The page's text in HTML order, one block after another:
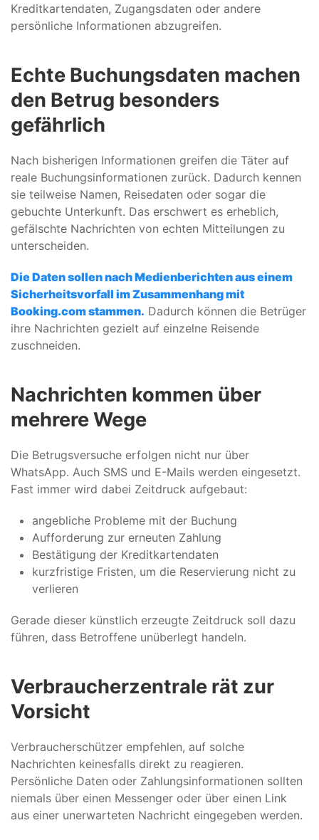
Kreditkartendaten, Zugangsdaten oder andere
persönliche Informationen abzugreifen.
Echte Buchungsdaten machen
den Betrug besonders
gefährlich
Nach bisherigen Informationen greifen die Täter auf
reale Buchungsinformationen zurück. Dadurch kennen
sie teilweise Namen, Reisedaten oder sogar die
gebuchte Unterkunft. Das erschwert es erheblich,
gefälschte Nachrichten von echten Mitteilungen zu
unterscheiden.
Die Daten sollen nach Medienberichten aus einem
Sicherheitsvorfall im Zusammenhang mit
Booking.com stammen. Dadurch können die Betrüger
ihre Nachrichten gezielt auf einzelne Reisende
zuschneiden.
Nachrichten kommen über
mehrere Wege
Die Betrugsversuche erfolgen nicht nur über
WhatsApp. Auch SMS und E-Mails werden eingesetzt.
Fast immer wird dabei Zeitdruck aufgebaut:
angebliche Probleme mit der Buchung
Aufforderung zur erneuten Zahlung
Bestätigung der Kreditkartendaten
kurzfristige Fristen, um die Reservierung nicht zu
verlieren
Gerade dieser künstlich erzeugte Zeitdruck soll dazu
führen, dass Betroffene unüberlegt handeln.
Verbraucherzentrale rät zur
Vorsicht
Verbraucherschützer empfehlen, auf solche
Nachrichten keinesfalls direkt zu reagieren.
Persönliche Daten oder Zahlungsinformationen sollten
niemals über einen Messenger oder über einen Link
aus einer unerwarteten Nachricht eingegeben werden.